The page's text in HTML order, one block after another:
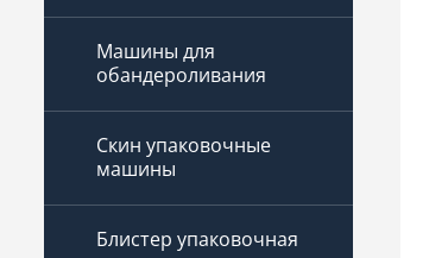
Машины для
обандероливания
Скин упаковочные
машины
Блистер упаковочная